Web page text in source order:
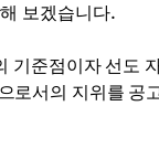
보겠습니다.
기준점이자 선도
로서의 지위를 공